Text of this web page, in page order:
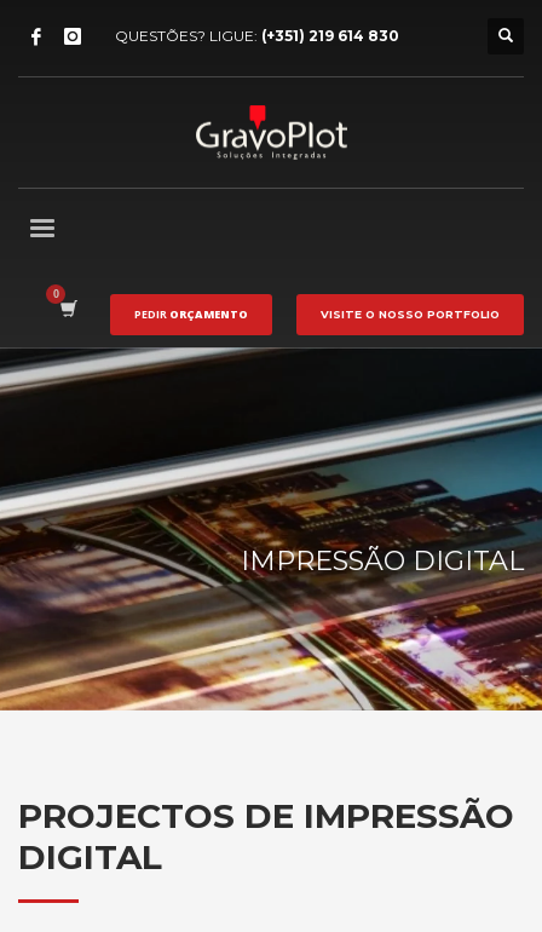
QUESTÕES? LIGUE: (+351) 219 614 830
PEDIR ORÇAMENTO VISITE O NOSSO PORTFOLIO
IMPRESSÃO DIGITAL
PROJECTOS DE IMPRESSÃO
DIGITAL